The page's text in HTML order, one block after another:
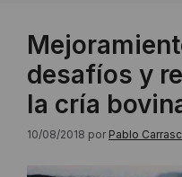
desafíos y
la cría
10/08/2018 por Pablo